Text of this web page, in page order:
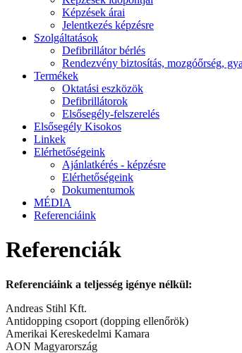
Képzések árai
Jelentkezés képzésre
Szolgáltatások
Defibrillátor bérlés
Rendezvény biztosítás, mozgóőrség,
Termékek
Oktatási eszközök
Defibrillátorok
Elsősegély-felszerelés
Elsősegély Kisokos
Linkek
Elérhetőségeink
Ajánlatkérés - képzésre
Elérhetőségeink
Dokumentumok
MÉDIA
Referenciáink
Referenciák
Referenciáink a teljesség igénye nélkül:
Andreas Stihl Kft.
Antidopping csoport (dopping ellenőrök)
Amerikai Kereskedelmi Kamara
AON Magyarország